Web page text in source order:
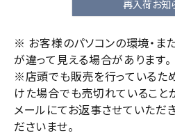
再入荷お知
※ お客様のパソコンの環境・ま
が違って見える場合があります。
※店頭でも販売を行っているた
けた場合でも売切れていること
メールにてお返事させていただ
ださいませ。